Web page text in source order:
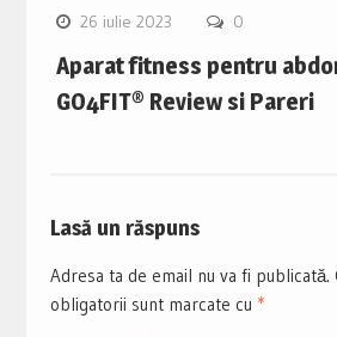
26 iulie 2023 0
Aparat fitness pentru
GO4FIT® Review si Pareri
Lasă un răspuns
Adresa ta de email nu va fi publicată.
obligatorii sunt marcate cu *